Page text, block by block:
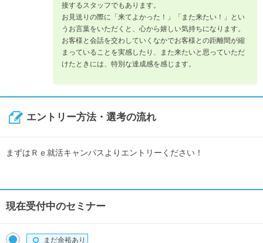
接するスタッフでもあります。
お見送りの際に「来てよかった！」「また来たい！」とい
うお言葉をいただくと、心から嬉しい気持ちになります。
お客様と会話を交わしていくなかでお客様との距離間が縮
まっていることを実感したり、また来たいと思っていただ
けたときには、特別な達成感を感じます。
エントリー方法・選考の流れ
まずはＲｅ就活キャンパスよりエントリーください！
現在受付中のセミナー
まだ余裕あり